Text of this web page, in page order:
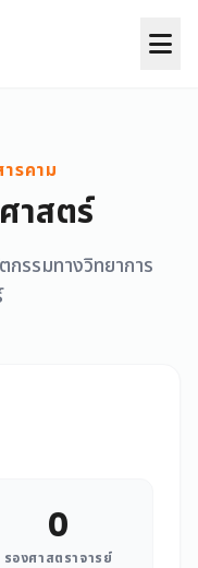
รคาม
าสตร์
กรรมทางวิทยาการ
0
รองศาสตราจารย์